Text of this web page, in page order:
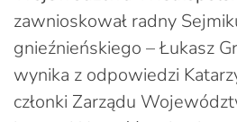
zawnioskował radny
gnieźnieńskiego – Łukasz
wynika z odpowiedzi
członki Zarządu